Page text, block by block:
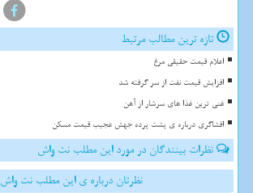
تازه ترین مطالب مرتبط
اعلام قیمت حقیقی مرغ
افزایش قیمت نفت از سر گرفته شد
غنی ترین غذا های سرشار از آهن
افشاگری درباره ی پشت پرده جهش عجیب قیمت مسکن
نظرات بینندگان در مورد این مطلب نت واش
نظرتان درباره ی این مطلب نت واش